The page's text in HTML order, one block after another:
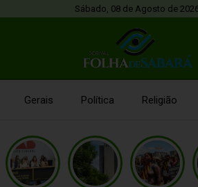
Sábado, 08 de Agosto de
Gerais Política Religião